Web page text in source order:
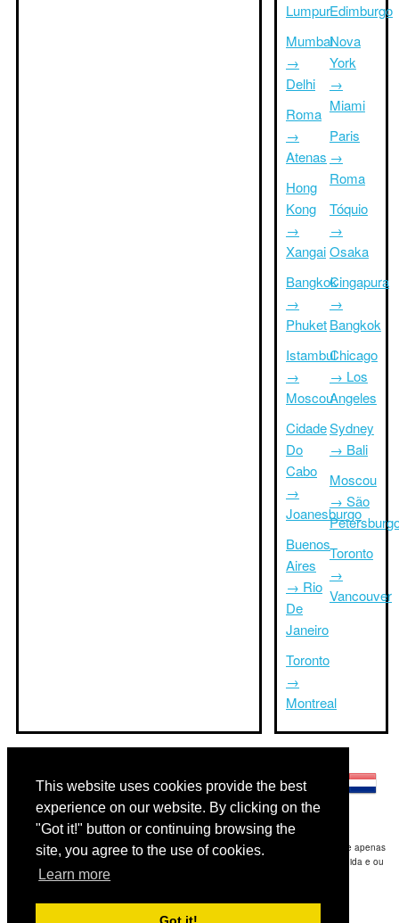
This website uses cookies provide the best
experience on our website. By clicking on the
"Got it!" button or continuing browsing the
site, you agree to the use of cookies.
Learn more
Lumpur
Mumbai
→
Delhi
Roma
→
Atenas
Hong
Kong
→
Xangai
Bangkok
→
Phuket
Istambul
→
Moscou
Cidade
Do
Cabo
→
Joanesburgo
Buenos
Aires
→ Rio
De
Janeiro
Toronto
→
Montreal
Edimburgo
Nova
York
→
Miami
Paris
→
Roma
Tóquio
→
Osaka
Cingapura
→
Bangkok
Chicago
→ Los
Angeles
Sydney
→ Bali
Moscou
→ São
Toronto
→
Vancouver
Disclaimer: As informações apresentadas neste site é a nossa melhor estimativa e apenas
para sua referência.Triptimeto.com não se responsabiliza por qualquer atraso de ida e ou
consequentes danos / resultou das informações fornecidas.
Copyright 2015-2026